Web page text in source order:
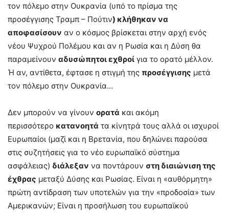
τον πόλεμο στην Ουκρανία (υπό το πρίσμα της
προσέγγισης Τραμπ – Πούτιν) κλήθηκαν να
αποφασίσουν αν ο κόσμος βρίσκεται στην αρχή ενός
νέου Ψυχρού Πολέμου και αν η Ρωσία και η Δύση θα
παραμείνουν αδυσώπητοι εχθροί για το ορατό μέλλον.
Ή αν, αντίθετα, έφτασε η στιγμή της προσέγγισης μετά
τον πόλεμο στην Ουκρανία…
Δεν μπορούν να γίνουν ορατά και ακόμη
περισσότερο κατανοητά τα κίνητρά τους αλλά οι ισχυροί
Ευρωπαίοι (μαζί και η Βρετανία, που δηλώνει παρούσα
στις συζητήσεις για το νέο ευρωπαϊκό σύστημα
ασφάλειας) διάλεξαν να ποντάρουν στη διαιώνιση της
έχθρας μεταξύ Δύσης και Ρωσίας. Είναι η «αυθόρμητη»
πρώτη αντίδραση των υποτελών για την «προδοσία» των
Αμερικανών; Είναι η προσήλωση του ευρωπαϊκού